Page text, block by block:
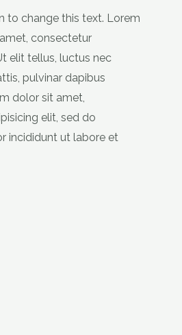
to change this text. Lorem
consectetur
elit tellus, luctus nec
pulvinar dapibus
dolor sit amet,
elit, sed do
incididunt ut labore et
Ut enim ad minim
exercitation ullamco
ex ea commodo
aute irure dolor in
velit esse cillum